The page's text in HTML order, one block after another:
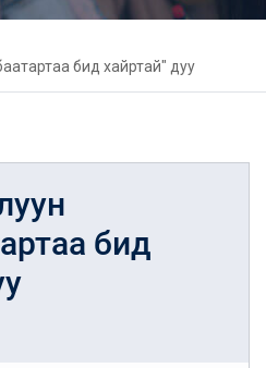
бид хайртай" дуу
бид